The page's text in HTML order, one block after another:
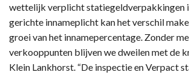
wettelijk verplicht statiegeldverpakkingen
gerichte innameplicht kan het verschil
groei van het innamepercentage. Zonder
verkooppunten blijven we dweilen met de
Klein Lankhorst. “De inspectie en Verpact